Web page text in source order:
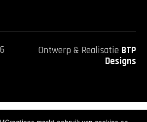
Ontwerp & Realisatie BTP
Designs